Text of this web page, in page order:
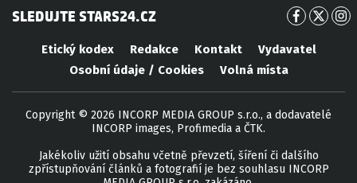
SLEDUJTE STARS24.CZ
Etický kodex Redakce Kontakt
Vydavatel
Osobní údaje / Cookies
Volná místa
Copyright © 2026 INCORP MEDIA GROUP s.r.o., a dodavatelé
INCORP images, Profimedia a ČTK.
Jakékoliv užití obsahu včetně převzetí, šíření či dalšího
zpřístupňování článků a fotografií je bez souhlasu INCORP